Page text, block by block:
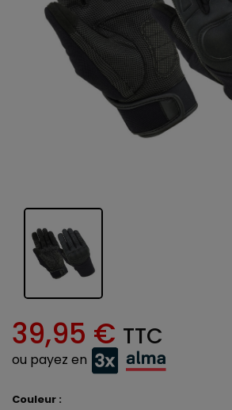
39,95 € TTC
ou payez en
Couleur :